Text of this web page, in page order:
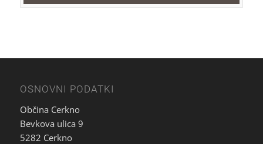
OSNOVNI PODATKI
Občina Cerkno
Bevkova ulica 9
5282 Cerkno